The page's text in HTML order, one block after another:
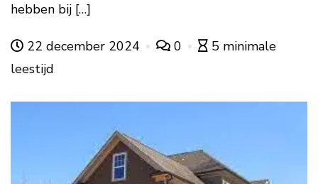
hebben bij […]
22 december 2024 0
5 minimale
leestijd